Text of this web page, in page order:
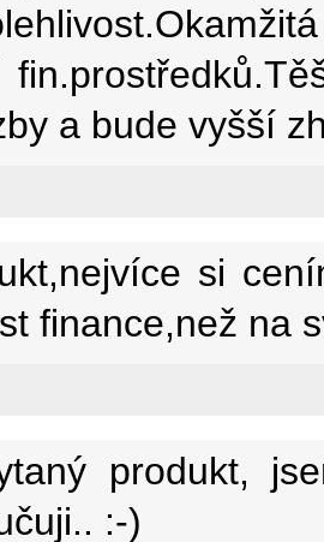
a bude vyšší
si
finance,než na
produkt,
:-)